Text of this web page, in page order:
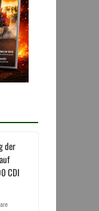
der
CDI